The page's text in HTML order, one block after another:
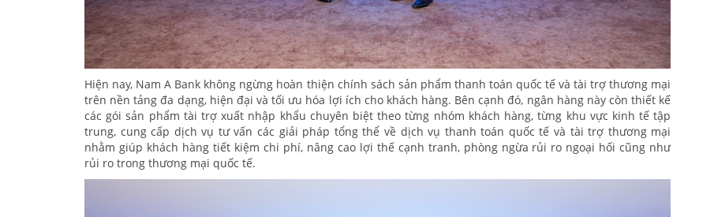
Hiện nay, Nam A Bank không ngừng hoàn thiện chính sách sản phẩm thanh toán quốc tế và tài trợ thương mại
trên nền tảng đa dạng, hiện đại và tối ưu hóa lợi ích cho khách hàng. Bên cạnh đó, ngân hàng này còn thiết kế
các gói sản phẩm tài trợ xuất nhập khẩu chuyên biệt theo từng nhóm khách hàng, từng khu vực kinh tế tập
trung, cung cấp dịch vụ tư vấn các giải pháp tổng thể về dịch vụ thanh toán quốc tế và tài trợ thương mại
nhằm giúp khách hàng tiết kiệm chi phí, nâng cao lợi thế cạnh tranh, phòng ngừa rủi ro ngoại hối cũng như
rủi ro trong thương mại quốc tế.